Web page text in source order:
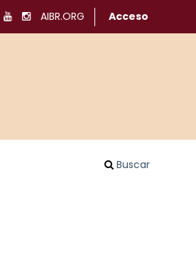
AIBR.ORG Acceso
Buscar